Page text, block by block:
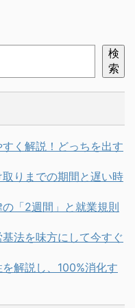
検
索
く解説！どっちを出す
りまでの期間と遅い時
「2週間」と就業規則
法を味方にして今すぐ
解説し、100%消化す